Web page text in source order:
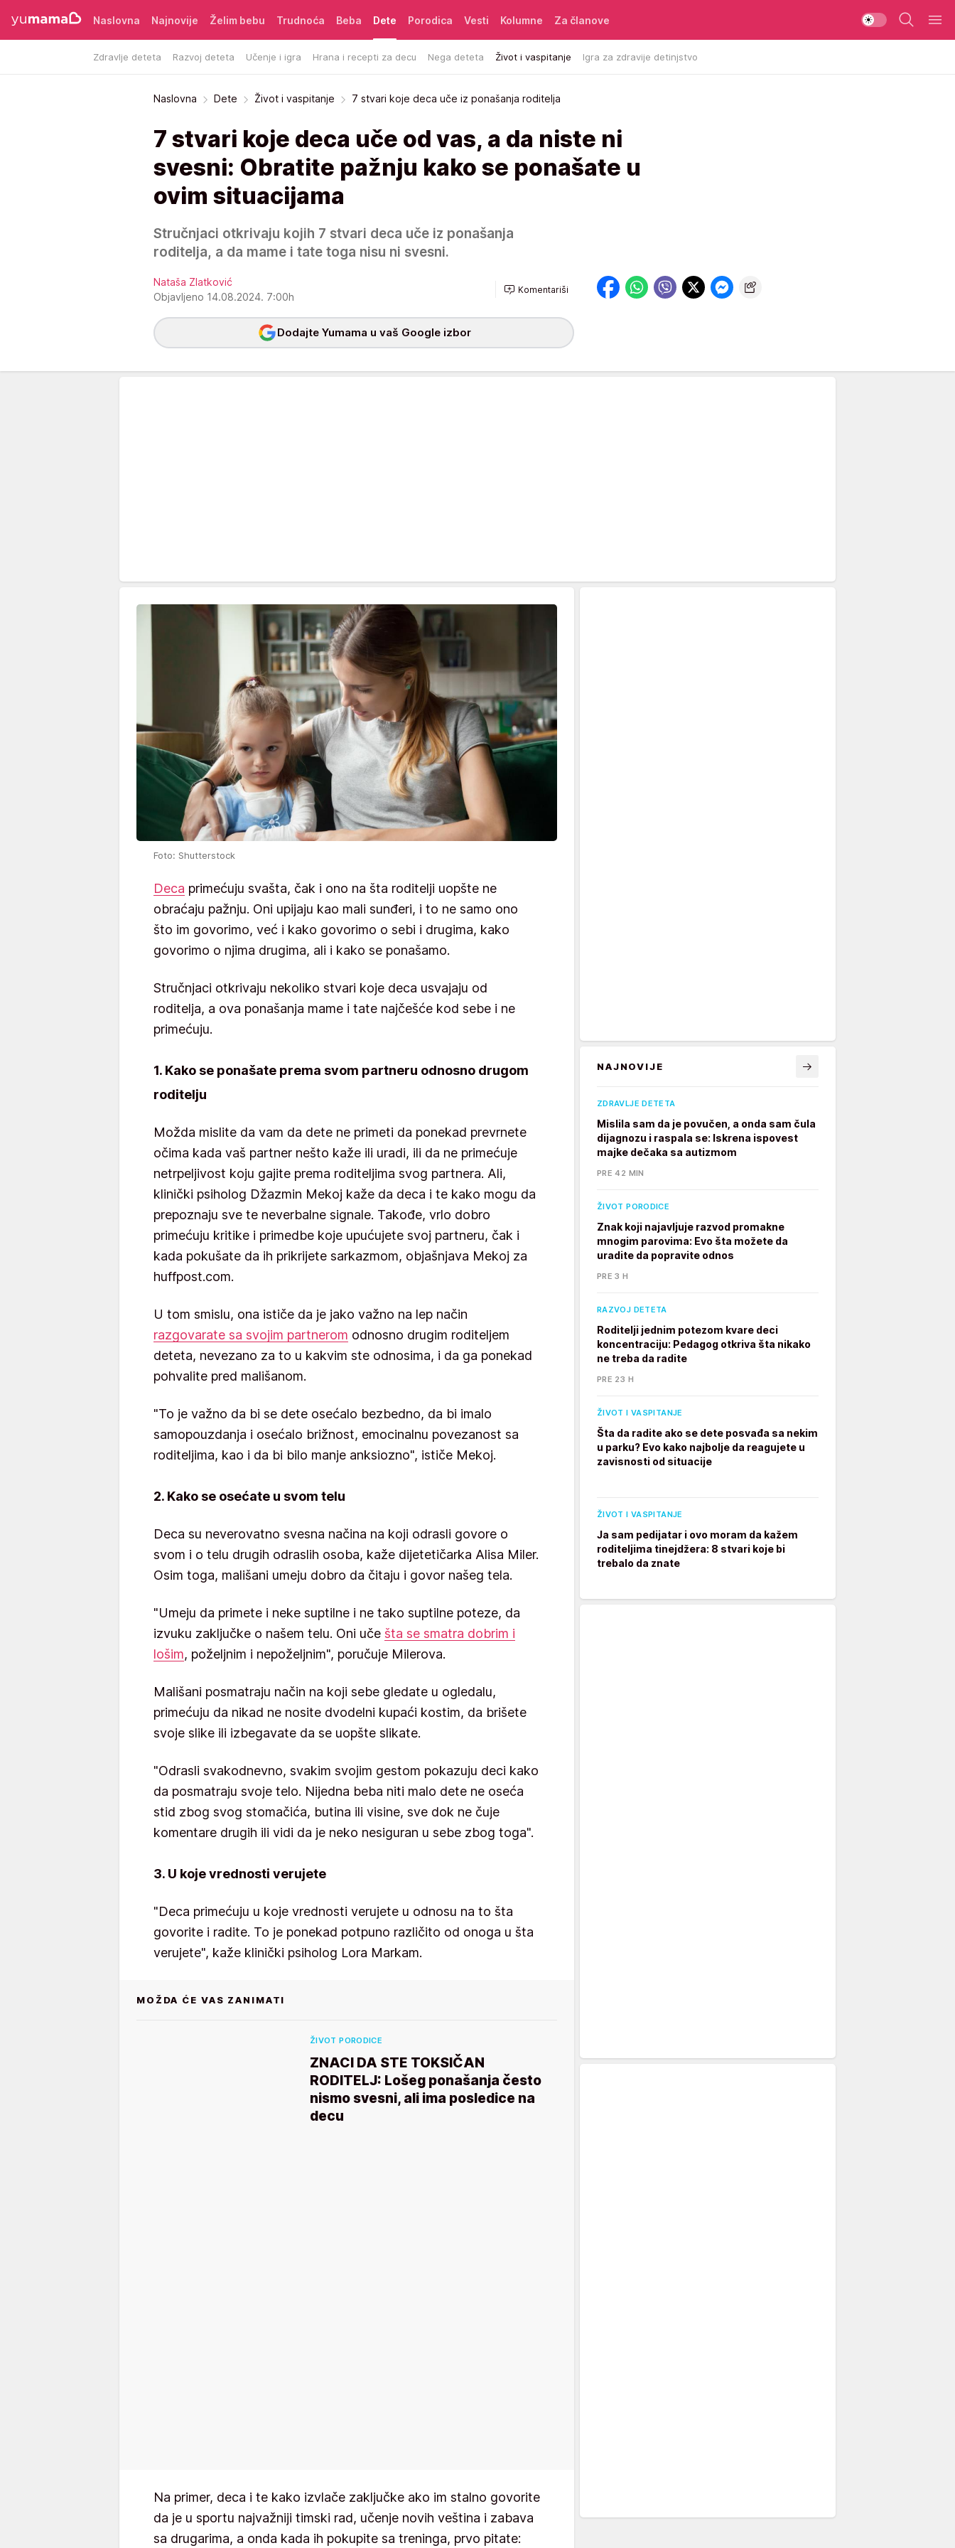
Naslovna Najnovije Želim bebu Trudnoća Beba Dete
Zdravlje deteta Razvoj deteta Učenje i igra Hrana i recepti za decu Nega deteta Život i vaspitanje Igra za zdravije detinjstvo
Porodica Vesti Kolumne Za članove
Naslovna Dete Život i vaspitanje 7 stvari koje deca uče iz ponašanja roditelja
7 stvari koje deca uče od vas, a da niste ni
svesni: Obratite pažnju kako se ponašate u
ovim situacijama
Stručnjaci otkrivaju kojih 7 stvari deca uče iz ponašanja
roditelja, a da mame i tate toga nisu ni svesni.
Nataša Zlatković
Objavljeno 14.08.2024. 7:00h
Komentariši
Dodajte Yumama u vaš Google izbor
Foto: Shutterstock
Deca primećuju svašta, čak i ono na šta roditelji uopšte ne
obraćaju pažnju. Oni upijaju kao mali sunđeri, i to ne samo ono
što im govorimo, već i kako govorimo o sebi i drugima, kako
govorimo o njima drugima, ali i kako se ponašamo.
Stručnjaci otkrivaju nekoliko stvari koje deca usvajaju od
roditelja, a ova ponašanja mame i tate najčešće kod sebe i ne
primećuju.
1. Kako se ponašate prema svom partneru odnosno drugom
roditelju
Možda mislite da vam da dete ne primeti da ponekad prevrnete
očima kada vaš partner nešto kaže ili uradi, ili da ne primećuje
netrpeljivost koju gajite prema roditeljima svog partnera. Ali,
klinički psiholog Džazmin Mekoj kaže da deca i te kako mogu da
prepoznaju sve te neverbalne signale. Takođe, vrlo dobro
primećuju kritike i primedbe koje upućujete svoj partneru, čak i
kada pokušate da ih prikrijete sarkazmom, objašnjava Mekoj za
huffpost.com.
U tom smislu, ona ističe da je jako važno na lep način
razgovarate sa svojim partnerom odnosno drugim roditeljem
deteta, nevezano za to u kakvim ste odnosima, i da ga ponekad
pohvalite pred mališanom.
"To je važno da bi se dete osećalo bezbedno, da bi imalo
samopouzdanja i osećalo brižnost, emocinalnu povezanost sa
roditeljima, kao i da bi bilo manje anksiozno", ističe Mekoj.
2. Kako se osećate u svom telu
Deca su neverovatno svesna načina na koji odrasli govore o
svom i o telu drugih odraslih osoba, kaže dijetetičarka Alisa Miler.
Osim toga, mališani umeju dobro da čitaju i govor našeg tela.
"Umeju da primete i neke suptilne i ne tako suptilne poteze, da
izvuku zaključke o našem telu. Oni uče šta se smatra dobrim i
lošim, poželjnim i nepoželjnim", poručuje Milerova.
Mališani posmatraju način na koji sebe gledate u ogledalu,
primećuju da nikad ne nosite dvodelni kupaći kostim, da brišete
svoje slike ili izbegavate da se uopšte slikate.
"Odrasli svakodnevno, svakim svojim gestom pokazuju deci kako
da posmatraju svoje telo. Nijedna beba niti malo dete ne oseća
stid zbog svog stomačića, butina ili visine, sve dok ne čuje
komentare drugih ili vidi da je neko nesiguran u sebe zbog toga".
3. U koje vrednosti verujete
"Deca primećuju u koje vrednosti verujete u odnosu na to šta
govorite i radite. To je ponekad potpuno različito od onoga u šta
verujete", kaže klinički psiholog Lora Markam.
MOŽDA ĆE VAS ZANIMATI
ŽIVOT PORODICE
ZNACI DA STE TOKSIČAN
RODITELJ: Lošeg ponašanja često
nismo svesni, ali ima posledice na
decu
Na primer, deca i te kako izvlače zaključke ako im stalno govorite
da je u sportu najvažniji timski rad, učenje novih veština i zabava
sa drugarima, a onda kada ih pokupite sa treninga, prvo pitate:
NAJNOVIJE
ZDRAVLJE DETETA
Mislila sam da je povučen, a onda sam čula
dijagnozu i raspala se: Iskrena ispovest
majke dečaka sa autizmom
PRE 42 MIN
ŽIVOT PORODICE
Znak koji najavljuje razvod promakne
mnogim parovima: Evo šta možete da
uradite da popravite odnos
PRE 3 H
RAZVOJ DETETA
Roditelji jednim potezom kvare deci
koncentraciju: Pedagog otkriva šta nikako
ne treba da radite
PRE 23 H
ŽIVOT I VASPITANJE
Šta da radite ako se dete posvađa sa nekim
u parku? Evo kako najbolje da reagujete u
zavisnosti od situacije
ŽIVOT I VASPITANJE
Ja sam pedijatar i ovo moram da kažem
roditeljima tinejdžera: 8 stvari koje bi
trebalo da znate